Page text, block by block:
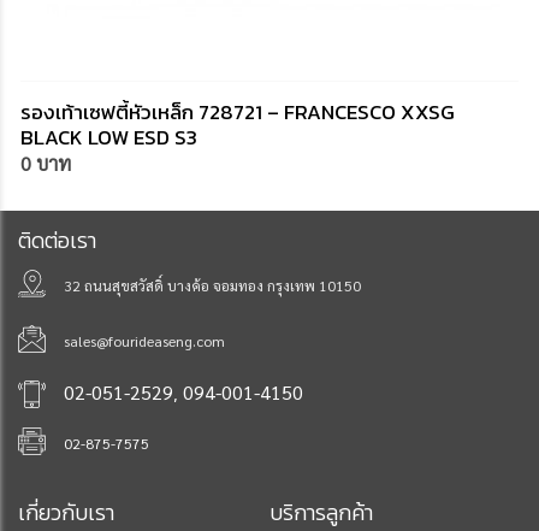
รองเท้าเซฟตี้หัวเหล็ก 728721 – FRANCESCO XXSG
BLACK LOW ESD S3
0 บาท
ติดต่อเรา
32 ถนนสุขสวัสดิ์ บางค้อ จอมทอง กรุงเทพ 10150
sales@fourideaseng.com
02-051-2529, 094-001-4150
02-875-7575
เกี่ยวกับเรา บริการลูกค้า